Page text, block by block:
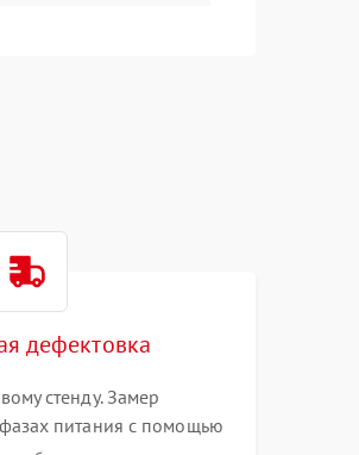
дефектовка
стенду. Замер
питания с помощью